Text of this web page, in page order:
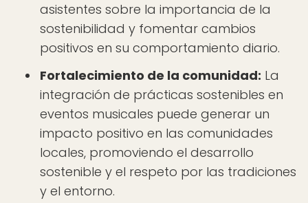
asistentes sobre la importancia de la
sostenibilidad y fomentar cambios
positivos en su comportamiento diario.
Fortalecimiento de la comunidad: La
integración de prácticas sostenibles en
eventos musicales puede generar un
impacto positivo en las comunidades
locales, promoviendo el desarrollo
sostenible y el respeto por las tradiciones
y el entorno.